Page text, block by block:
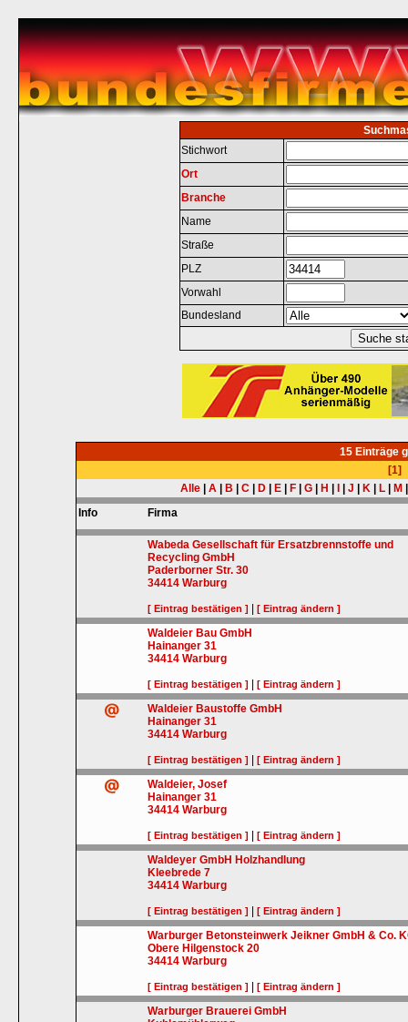
Stichwort
Ort
Branche
Name
Straße
PLZ
Vorwahl
Bundesland
15 Einträge
[1]
Alle
A B C D E F G H J K L M
Info
Firma
Wabeda Gesellschaft für Ersatzbrennstoffe und
Recycling GmbH
Paderborner Str. 30
34414 Warburg
[ Eintrag bestätigen ] |[ Eintrag ändern ]
Waldeier Bau GmbH
Hainanger 31
34414 Warburg
[ Eintrag bestätigen ] |[ Eintrag ändern ]
Waldeier Baustoffe GmbH
Hainanger 31
34414 Warburg
[ Eintrag bestätigen ] |[ Eintrag ändern ]
Waldeier, Josef
Hainanger 31
34414 Warburg
[ Eintrag bestätigen ] |[ Eintrag ändern ]
Waldeyer GmbH Holzhandlung
Kleebrede 7
34414 Warburg
[ Eintrag bestätigen ] |[ Eintrag ändern ]
Warburger Betonsteinwerk Jeikner GmbH & Co.
Obere Hilgenstock 20
34414 Warburg
[ Eintrag bestätigen ] |[ Eintrag ändern ]
Warburger Brauerei GmbH